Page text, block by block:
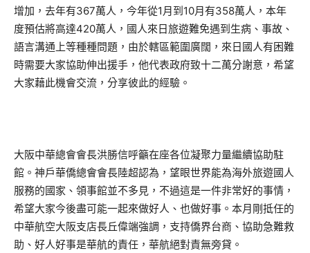
增加，去年有367萬人，今年從1月到10月有358萬人，本年
度預估將高達420萬人，國人來日旅遊難免遇到生病、事故、
語言溝通上等種種問題，由於轄區範圍廣闊，來日國人有困難
時需要大家協助伸出援手，他代表政府致十二萬分謝意，希望
大家藉此機會交流，分享彼此的經驗。
大阪中華總會會長洪勝信呼籲在座各位凝聚力量繼續協助駐
館。神戶華僑總會會長陸超認為，望眼世界能為海外旅遊國人
服務的國家、領事館並不多見，不過這是一件非常好的事情，
希望大家今後盡可能一起來做好人、也做好事。本月剛抵任的
中華航空大阪支店長丘偉端強調，支持僑界台商、協助急難救
助、好人好事是華航的責任，華航絕對責無旁貸。